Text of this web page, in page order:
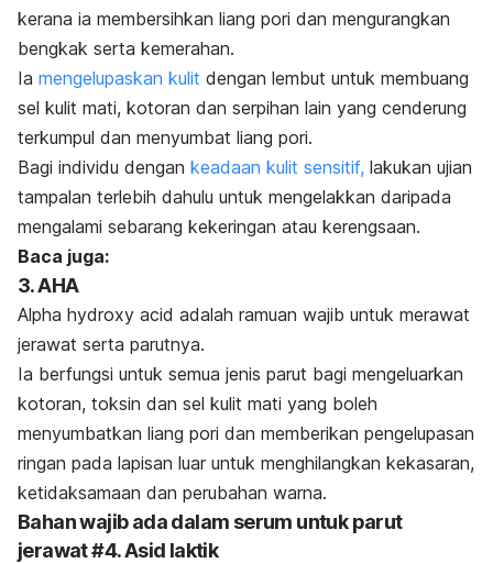
kerana ia membersihkan liang pori dan mengurangkan
bengkak serta kemerahan.
Ia mengelupaskan kulit dengan lembut untuk membuang
sel kulit mati, kotoran dan serpihan lain yang cenderung
terkumpul dan menyumbat liang pori.
Bagi individu dengan keadaan kulit sensitif, lakukan ujian
tampalan terlebih dahulu untuk mengelakkan daripada
mengalami sebarang kekeringan atau kerengsaan.
Baca juga:
3. AHA
Alpha hydroxy acid adalah ramuan wajib untuk merawat
jerawat serta parutnya.
Ia berfungsi untuk semua jenis parut bagi mengeluarkan
kotoran, toksin dan sel kulit mati yang boleh
menyumbatkan liang pori dan memberikan pengelupasan
ringan pada lapisan luar untuk menghilangkan kekasaran,
ketidaksamaan dan perubahan warna.
Bahan wajib ada dalam serum untuk parut
jerawat #4. Asid laktik